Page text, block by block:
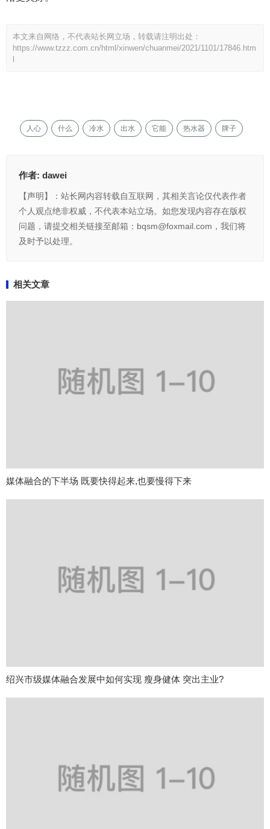
本文来自网络，不代表站长网立场，转载请注明出处：
https://www.tzzz.com.cn/html/xinwen/chuanmei/2021/1101/17846.htm
人心 什么 冷水 出水 它能 热水器 牌子
作者: dawei
【声明】：站长网内容转载自互联网，其相关言论仅代表作者
个人观点绝非权威，不代表本站立场。如您发现内容存在版权
问题，请提交相关链接至邮箱：bqsm@foxmail.com，我们将
及时予以处理。
相关文章
媒体融合的下半场 既要快得起来,也要慢得下来
绍兴市级媒体融合发展中如何实现 瘦身健体 突出主业?